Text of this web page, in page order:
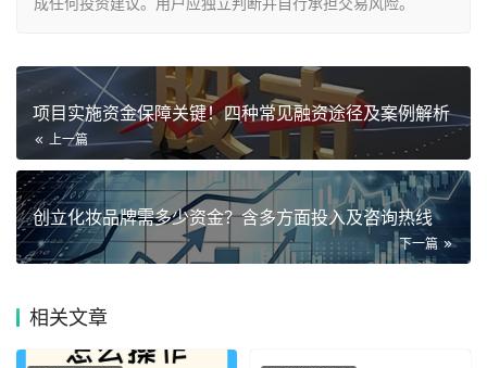
项目实施资金保障关键！四种常见融资途径及案例解析
上一篇
创立化妆品牌需多少资金？含多方面投入及咨询热线
下一篇
相关文章